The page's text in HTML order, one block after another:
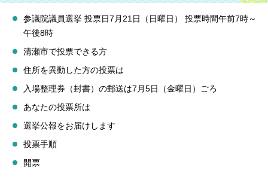
参議院議員選挙 投票日7月21日（日曜日） 投票時間午前7時～
午後8時
清瀬市で投票できる方
住所を異動した方の投票は
入場整理券（封書）の郵送は7月5日（金曜日）ごろ
あなたの投票所は
選挙公報をお届けします
投票手順
開票